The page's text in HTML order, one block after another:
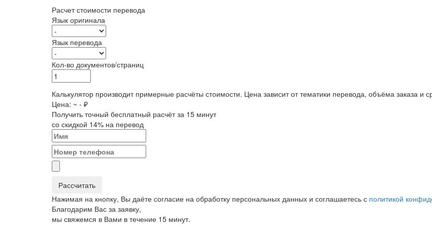
Расчет стоимости перевода
Язык оригинала
Язык перевода
Кол-во документов/страниц
Калькулятор производит примерные расчёты стоимости. Цена зависит от тематики перевода, объёма заказа и
Цена: ~ - ₽
Получить точный бесплатный расчёт за 15 минут
со скидкой 14% на перевод
Рассчитать
Нажимая на кнопку, Вы даёте согласие на обработку персональных данных и соглашаетесь с политикой
Благодарим Вас за заявку,
мы свяжемся в Вами в течение 15 минут.